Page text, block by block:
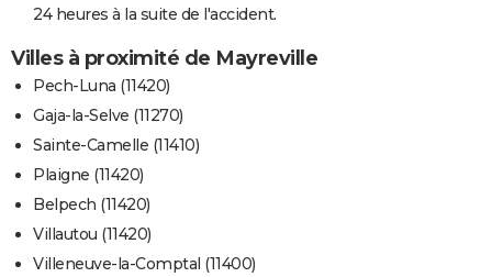
24 heures à la suite de l'accident.
Villes à proximité de Mayreville
Pech-Luna (11420)
Gaja-la-Selve (11270)
Sainte-Camelle (11410)
Plaigne (11420)
Belpech (11420)
Villautou (11420)
Villeneuve-la-Comptal (11400)